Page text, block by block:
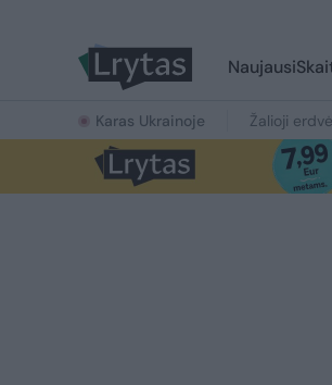
Naujausi
Karas Ukrainoje Žalioji erdvė